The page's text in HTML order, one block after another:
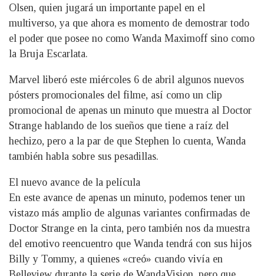
Olsen, quien jugará un importante papel en el
multiverso, ya que ahora es momento de demostrar todo
el poder que posee no como Wanda Maximoff sino como
la Bruja Escarlata.
Marvel liberó este miércoles 6 de abril algunos nuevos
pósters promocionales del filme, así como un clip
promocional de apenas un minuto que muestra al Doctor
Strange hablando de los sueños que tiene a raíz del
hechizo, pero a la par de que Stephen lo cuenta, Wanda
también habla sobre sus pesadillas.
El nuevo avance de la película
En este avance de apenas un minuto, podemos tener un
vistazo más amplio de algunas variantes confirmadas de
Doctor Strange en la cinta, pero también nos da muestra
del emotivo reencuentro que Wanda tendrá con sus hijos
Billy y Tommy, a quienes «creó» cuando vivía en